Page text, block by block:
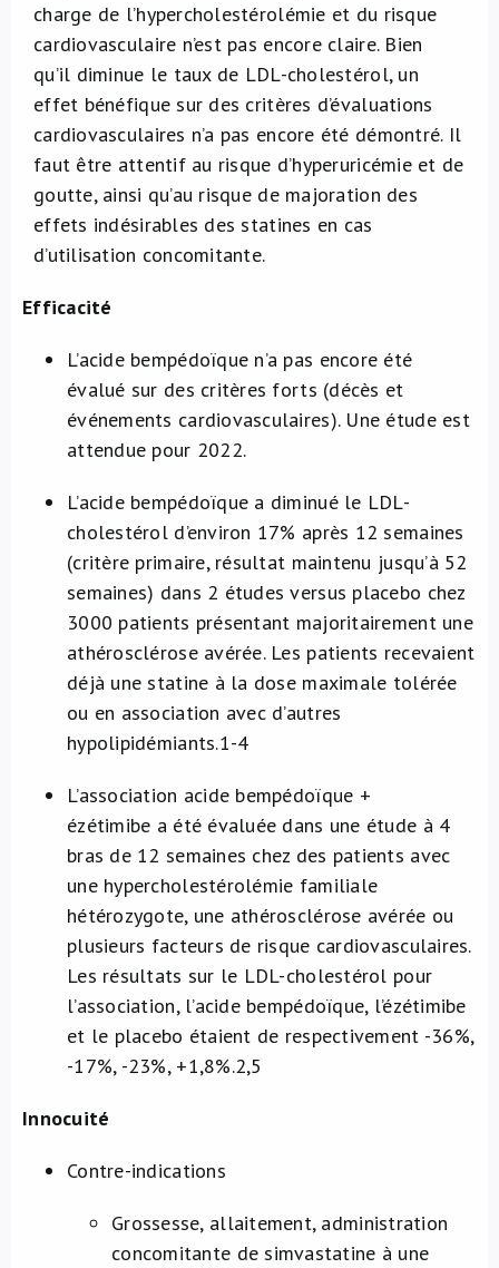
charge de l’hypercholestérolémie et du risque
cardiovasculaire n’est pas encore claire. Bien
qu’il diminue le taux de LDL-cholestérol, un
effet bénéfique sur des critères d’évaluations
cardiovasculaires n’a pas encore été démontré. Il
faut être attentif au risque d’hyperuricémie et de
goutte, ainsi qu’au risque de majoration des
effets indésirables des statines en cas
d’utilisation concomitante.
Efficacité
L’acide bempédoïque n’a pas encore été
évalué sur des critères forts (décès et
événements cardiovasculaires). Une étude est
attendue pour 2022.
L’acide bempédoïque a diminué le LDL-
cholestérol d’environ 17% après 12 semaines
(critère primaire, résultat maintenu jusqu’à 52
semaines) dans 2 études versus placebo chez
3000 patients présentant majoritairement une
athérosclérose avérée. Les patients recevaient
déjà une statine à la dose maximale tolérée
ou en association avec d’autres
hypolipidémiants.1-4
L’association acide bempédoïque +
ézétimibe a été évaluée dans une étude à 4
bras de 12 semaines chez des patients avec
une hypercholestérolémie familiale
hétérozygote, une athérosclérose avérée ou
plusieurs facteurs de risque cardiovasculaires.
Les résultats sur le LDL-cholestérol pour
l’association, l’acide bempédoïque, l’ézétimibe
et le placebo étaient de respectivement -36%,
-17%, -23%, +1,8%.2,5
Innocuité
Contre-indications
Grossesse, allaitement, administration
concomitante de simvastatine à une